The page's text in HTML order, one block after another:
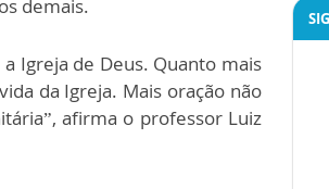
demais.
Igreja de Deus. Quanto mais
da Igreja. Mais oração não
afirma o professor Luiz